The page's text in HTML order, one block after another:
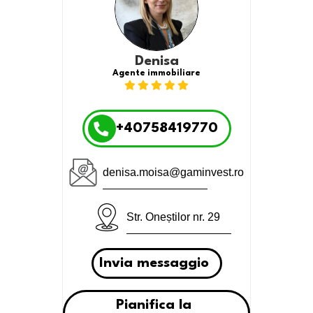
Denisa
Agente immobiliare
+40758419770
denisa.moisa@gaminvest.ro
Str. Oneștilor nr. 29
Invia messaggio
Pianifica la